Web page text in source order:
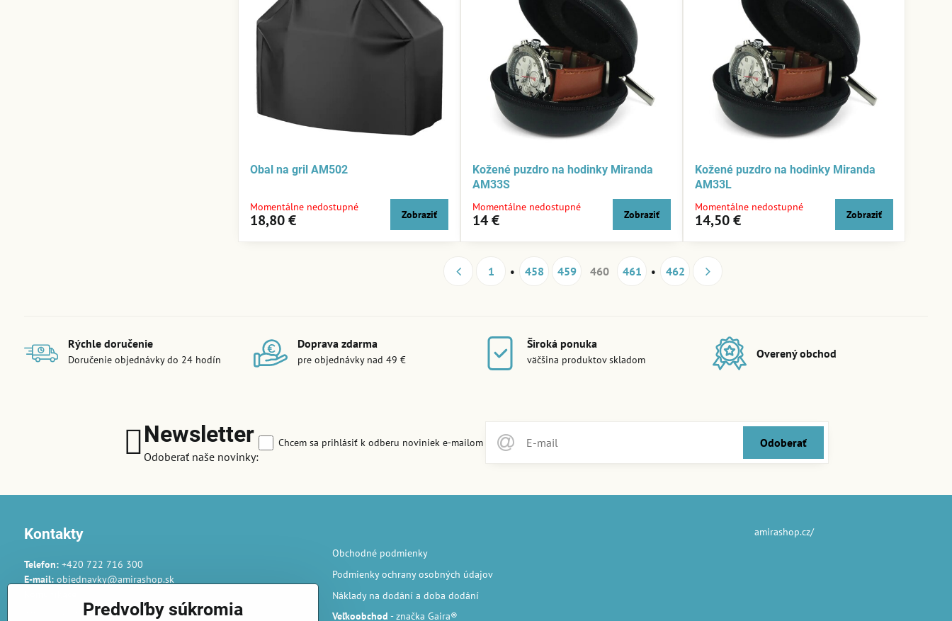
Obal na gril AM502
Momentálne nedostupné
18,80 € Zobraziť
Kožené puzdro na hodinky Miranda
AM33S
Momentálne nedostupné
14 € Zobraziť
Kožené puzdro na hodinky Miranda
AM33L
Momentálne nedostupné
14,50 € Zobraziť
1 458 459 460 461 462
Rýchle doručenie
Doručenie objednávky do 24 hodín
Doprava zdarma
pre objednávky nad 49 €
Široká ponuka
väčšina produktov skladom Overený obchod
Newsletter
Odoberať naše novinky:
Odoberať
Chcem sa prihlásiť k odberu noviniek e-mailom
Kontakty
Telefon:+420 722 716 300
E-mail:objednavky@amirashop.sk
česky, anglicky, rusky, španělsky, polsky
Obchodné podmienky
Podmienky ochrany osobných údajov
Náklady na dodání a doba dodání
Veľkoobchod - značka Gaira®
amirashop.cz/
Predvoľby súkromia